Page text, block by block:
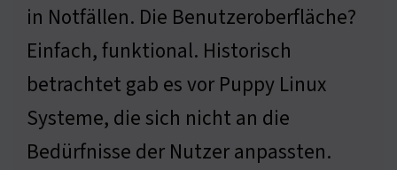
in Notfällen. Die Benutzeroberfläche?
Einfach, funktional. Historisch
betrachtet gab es vor Puppy Linux
Systeme, die sich nicht an die
Bedürfnisse der Nutzer anpassten.